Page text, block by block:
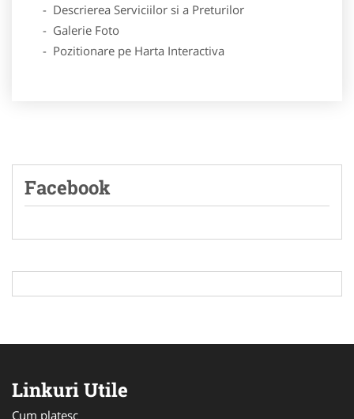
- Descrierea Serviciilor si a Preturilor
- Galerie Foto
- Pozitionare pe Harta Interactiva
Facebook
Linkuri Utile
Cum platesc